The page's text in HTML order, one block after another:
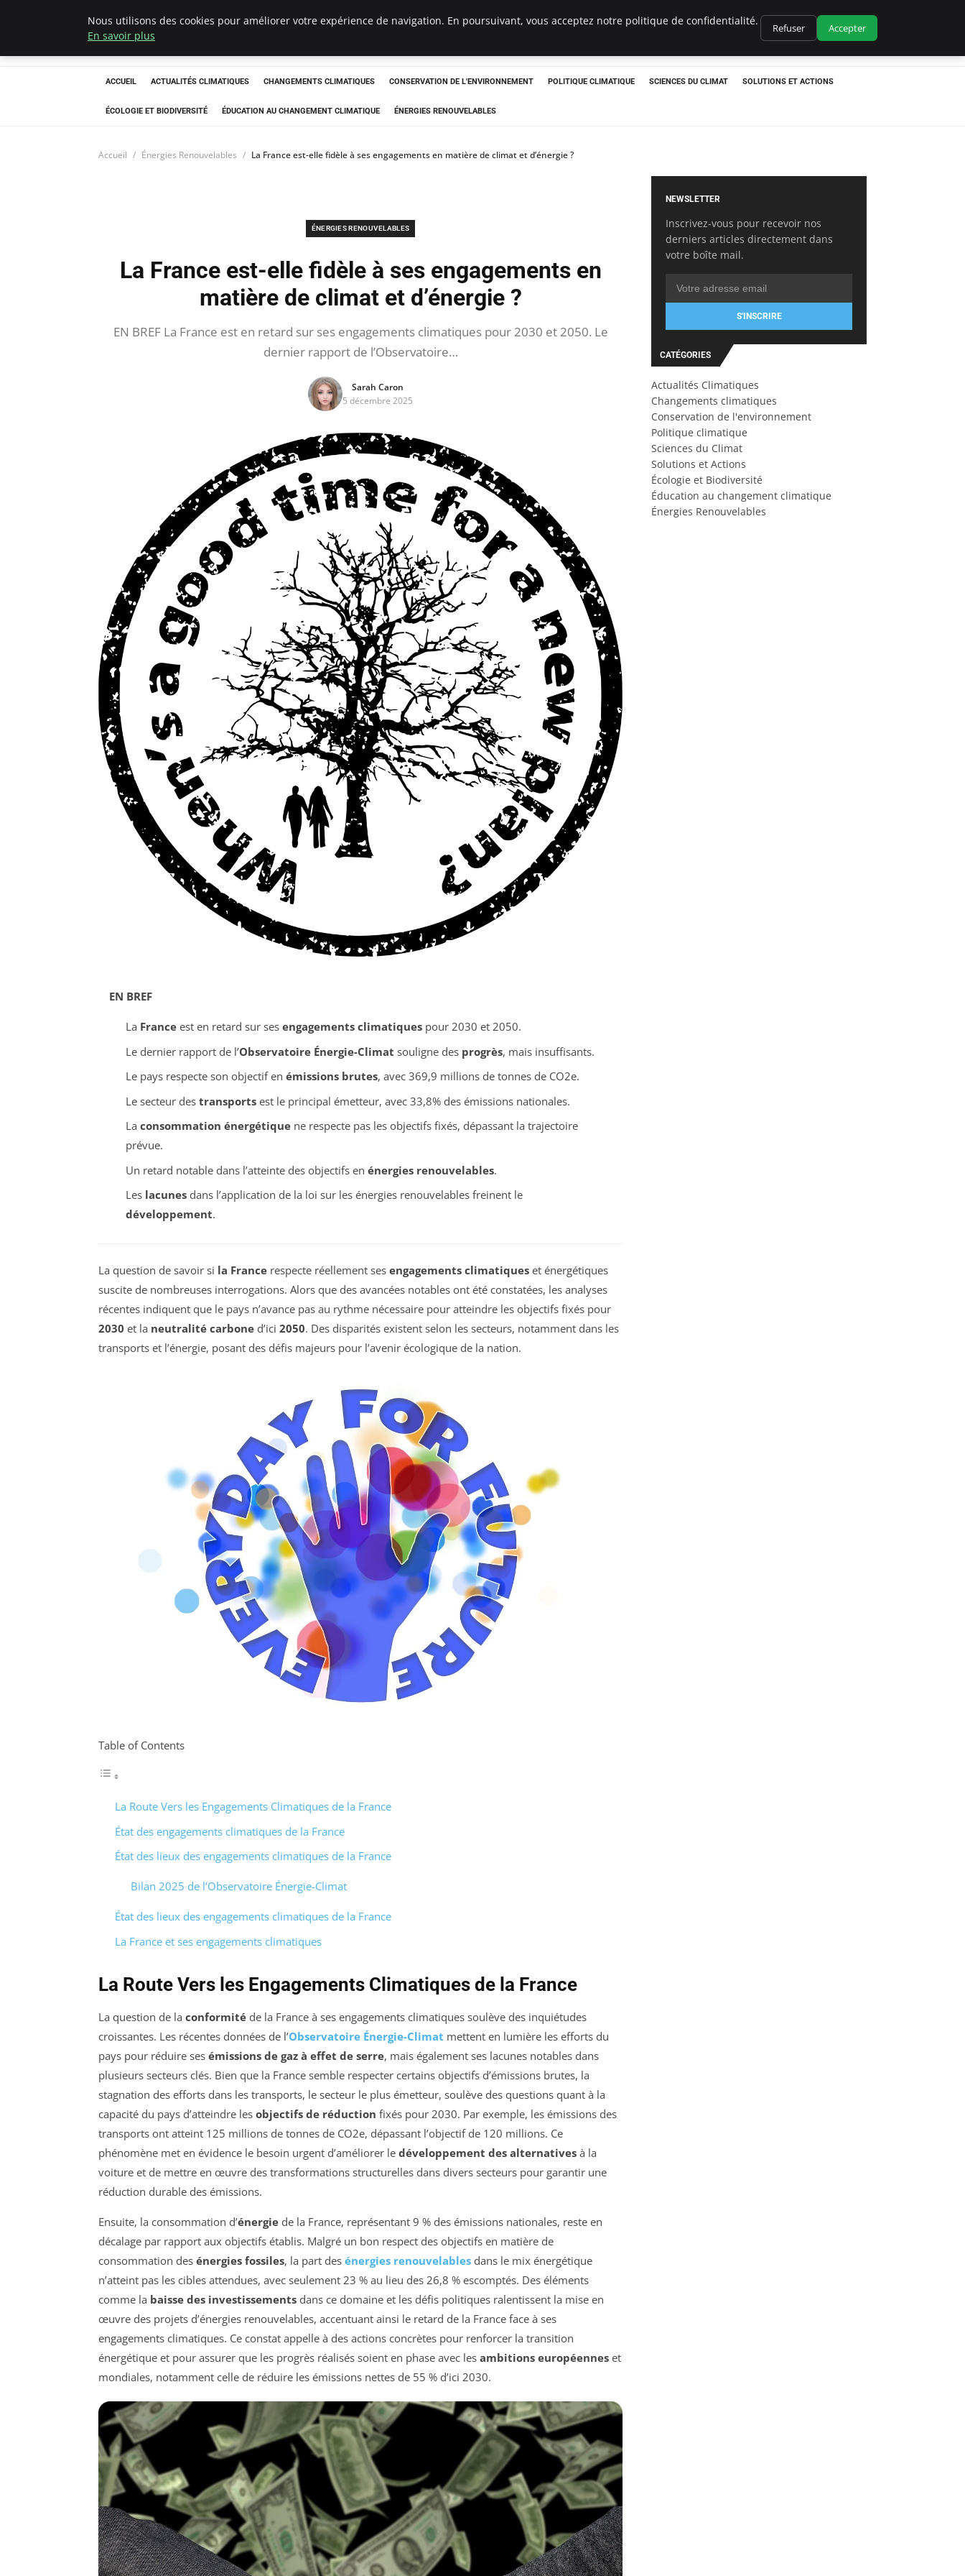
Climatedebtagents
ACCUEIL ACTUALITÉS CLIMATIQUES CHANGEMENTS CLIMATIQUES CONSERVATION DE L'ENVIRONNEMENT POLITIQUE CLIMATIQUE SCIENCES DU CLIMAT SOLUTIONS ET ACTIONS
ÉCOLOGIE ET BIODIVERSITÉ ÉDUCATION AU CHANGEMENT CLIMATIQUE ÉNERGIES RENOUVELABLES
Accueil Énergies Renouvelables La France est-elle fidèle à ses engagements en matière de climat et d’énergie ?
ÉNERGIES RENOUVELABLES
La France est-elle fidèle à ses engagements en
matière de climat et d’énergie ?
EN BREF La France est en retard sur ses engagements climatiques pour 2030 et 2050. Le
dernier rapport de l’Observatoire…
Sarah Caron
5 décembre 2025
EN BREF
La Franceest en retard sur ses engagements climatiquespour 2030 et 2050.
Le dernier rapport de l’Observatoire Énergie-Climat souligne des progrès, mais insuffisants.
Le pays respecte son objectif en émissions brutes, avec 369,9 millions de tonnes de CO2e.
Le secteur des transportsest le principal émetteur, avec 33,8% des émissions nationales.
La consommation énergétiquene respecte pas les objectifs fixés, dépassant la trajectoire
prévue.
Un retard notable dans l’atteinte des objectifs en énergies renouvelables.
Les lacunesdans l’application de la loi sur les énergies renouvelables freinent le
développement.
La question de savoir si la France respecte réellement ses engagements climatiques et énergétiques
suscite de nombreuses interrogations. Alors que des avancées notables ont été constatées, les analyses
récentes indiquent que le pays n’avance pas au rythme nécessaire pour atteindre les objectifs fixés pour
2030 et la neutralité carbone d’ici 2050. Des disparités existent selon les secteurs, notamment dans les
transports et l’énergie, posant des défis majeurs pour l’avenir écologique de la nation.
Table of Contents
La Route Vers les Engagements Climatiques de la France
État des engagements climatiques de la France
État des lieux des engagements climatiques de la France
Bilan 2025 de l’Observatoire Énergie-Climat
État des lieux des engagements climatiques de la France
La France et ses engagements climatiques
La Route Vers les Engagements Climatiques de la France
La question de la conformité de la France à ses engagements climatiques soulève des inquiétudes
croissantes. Les récentes données de l’Observatoire Énergie-Climat mettent en lumière les efforts du
pays pour réduire ses émissions de gaz à effet de serre, mais également ses lacunes notables dans
plusieurs secteurs clés. Bien que la France semble respecter certains objectifs d’émissions brutes, la
stagnation des efforts dans les transports, le secteur le plus émetteur, soulève des questions quant à la
capacité du pays d’atteindre les objectifs de réduction fixés pour 2030. Par exemple, les émissions des
transports ont atteint 125 millions de tonnes de CO2e, dépassant l’objectif de 120 millions. Ce
phénomène met en évidence le besoin urgent d’améliorer le développement des alternatives à la
voiture et de mettre en œuvre des transformations structurelles dans divers secteurs pour garantir une
réduction durable des émissions.
Ensuite, la consommation d’énergie de la France, représentant 9 % des émissions nationales, reste en
décalage par rapport aux objectifs établis. Malgré un bon respect des objectifs en matière de
consommation des énergies fossiles, la part des énergies renouvelables dans le mix énergétique
n’atteint pas les cibles attendues, avec seulement 23 % au lieu des 26,8 % escomptés. Des éléments
comme la baisse des investissements dans ce domaine et les défis politiques ralentissent la mise en
œuvre des projets d’énergies renouvelables, accentuant ainsi le retard de la France face à ses
engagements climatiques. Ce constat appelle à des actions concrètes pour renforcer la transition
énergétique et pour assurer que les progrès réalisés soient en phase avec les ambitions européennes et
mondiales, notamment celle de réduire les émissions nettes de 55 % d’ici 2030.
NEWSLETTER
Inscrivez-vous pour recevoir nos
derniers articles directement dans
votre boîte mail.
S'INSCRIRE
CATÉGORIES
Actualités Climatiques
Changements climatiques
Conservation de l'environnement
Politique climatique
Sciences du Climat
Solutions et Actions
Écologie et Biodiversité
Éducation au changement climatique
Énergies Renouvelables
Nous utilisons des cookies pour améliorer votre expérience de navigation. En poursuivant, vous acceptez notre politique de confidentialité.
En savoir plus
Refuser Accepter